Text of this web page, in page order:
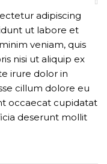
adipiscing
ut labore et
veniam, quis
nisi ut aliquip ex
irure dolor in
cillum dolore eu
occaecat cupidatat
deserunt mollit